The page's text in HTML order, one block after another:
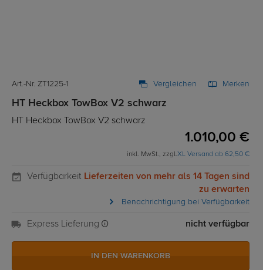
Art.-Nr. ZT1225-1 Vergleichen Merken
HT Heckbox TowBox V2 schwarz
HT Heckbox TowBox V2 schwarz
1.010,00 €
inkl. MwSt., zzgl.XL Versand ab 62,50 €
Verfügbarkeit Lieferzeiten von mehr als 14 Tagen sind
zu erwarten
Benachrichtigung bei Verfügbarkeit
Express Lieferung nicht verfügbar
IN DEN WARENKORB